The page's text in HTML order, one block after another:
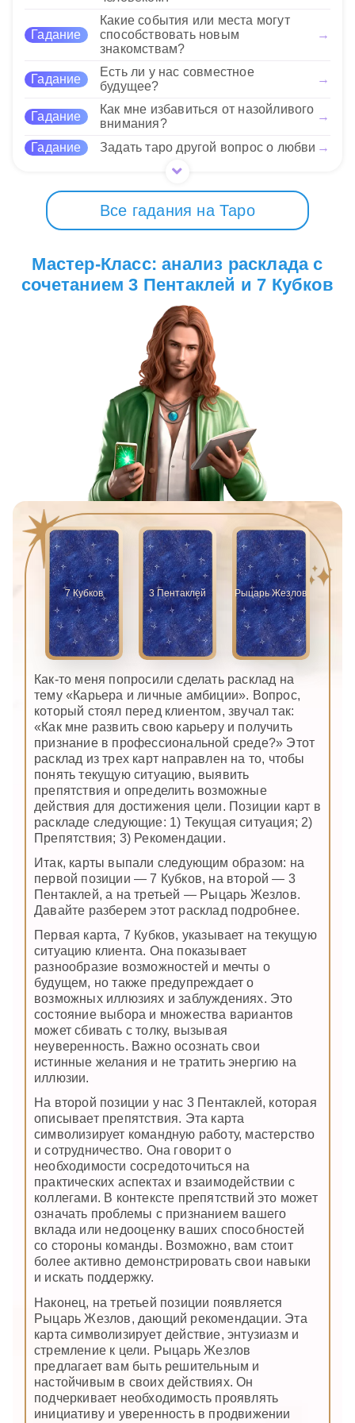
мечтать. Эти карты также могут говорить о том,
что вам нужно прояснить свои желания и
сосредоточиться на том, что действительно имеет
значение в вашей жизни.
16 Нравится
Гадание
Какие события или места могут
способствовать новым
знакомствам?
→
Гадание
Есть ли у нас совместное
будущее?
→
Гадание
Как мне избавиться от назойливого
внимания?
→
Гадание Задать таро другой вопрос о любви →
Все гадания на Таро
Мастер-Класс: анализ расклада с
сочетанием 3 Пентаклей и 7 Кубков
7 Кубков 3 Пентаклей Рыцарь Жезлов
Как-то меня попросили сделать расклад на
тему «Карьера и личные амбиции». Вопрос,
который стоял перед клиентом, звучал так:
«Как мне развить свою карьеру и получить
признание в профессиональной среде?» Этот
расклад из трех карт направлен на то, чтобы
понять текущую ситуацию, выявить
препятствия и определить возможные
действия для достижения цели. Позиции карт в
раскладе следующие: 1) Текущая ситуация; 2)
Препятствия; 3) Рекомендации.
Итак, карты выпали следующим образом: на
первой позиции — 7 Кубков, на второй — 3
Пентаклей, а на третьей — Рыцарь Жезлов.
Давайте разберем этот расклад подробнее.
Первая карта, 7 Кубков, указывает на текущую
ситуацию клиента. Она показывает
разнообразие возможностей и мечты о
будущем, но также предупреждает о
возможных иллюзиях и заблуждениях. Это
состояние выбора и множества вариантов
может сбивать с толку, вызывая
неуверенность. Важно осознать свои
истинные желания и не тратить энергию на
иллюзии.
На второй позиции у нас 3 Пентаклей, которая
описывает препятствия. Эта карта
символизирует командную работу, мастерство
и сотрудничество. Она говорит о
необходимости сосредоточиться на
практических аспектах и взаимодействии с
коллегами. В контексте препятствий это может
означать проблемы с признанием вашего
вклада или недооценку ваших способностей
со стороны команды. Возможно, вам стоит
более активно демонстрировать свои навыки
и искать поддержку.
Наконец, на третьей позиции появляется
Рыцарь Жезлов, дающий рекомендации. Эта
карта символизирует действие, энтузиазм и
стремление к цели. Рыцарь Жезлов
предлагает вам быть решительным и
настойчивым в своих действиях. Он
подчеркивает необходимость проявлять
инициативу и уверенность в продвижении